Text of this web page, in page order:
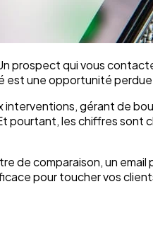
prospect qui vous
est une opportunité
gérant de
les chiffres sont
de comparaison, un
pour toucher vos